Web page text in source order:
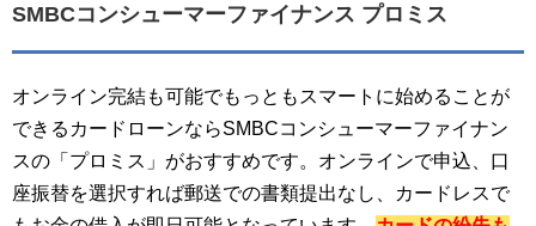
SMBCコンシューマーファイナンス プロミス
オンライン完結も可能でもっともスマートに始めることが
できるカードローンならSMBCコンシューマーファイナン
スの「プロミス」がおすすめです。オンラインで申込、口
座振替を選択すれば郵送での書類提出なし、カードレスで